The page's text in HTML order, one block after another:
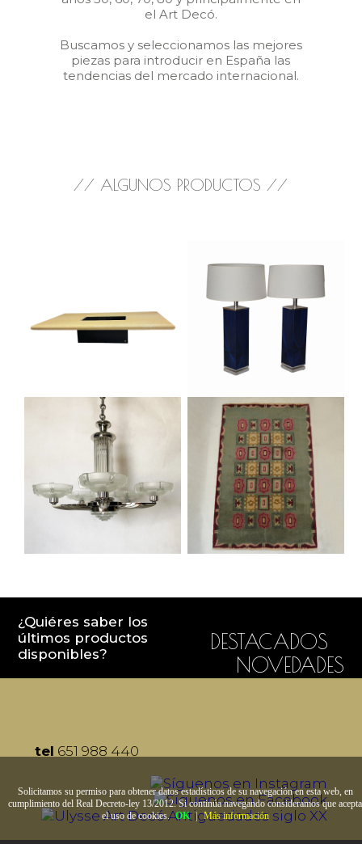
el Art Decó.
Buscamos y seleccionamos las mejores
piezas para introducir en España las
tendencias del mercado internacional.
// ALGUNOS PRODUCTOS //
¿Quiéres saber los
últimos productos
disponibles?
DESTACADOS
NOVEDADES
tel 651 988 440
Solicitamos su permiso para obtener datos estadísticos de su navegación en esta web, en
cumplimiento del Real Decreto-ley 13/2012. Si continúa navegando consideramos que acepta
el uso de cookies. OK | Más información